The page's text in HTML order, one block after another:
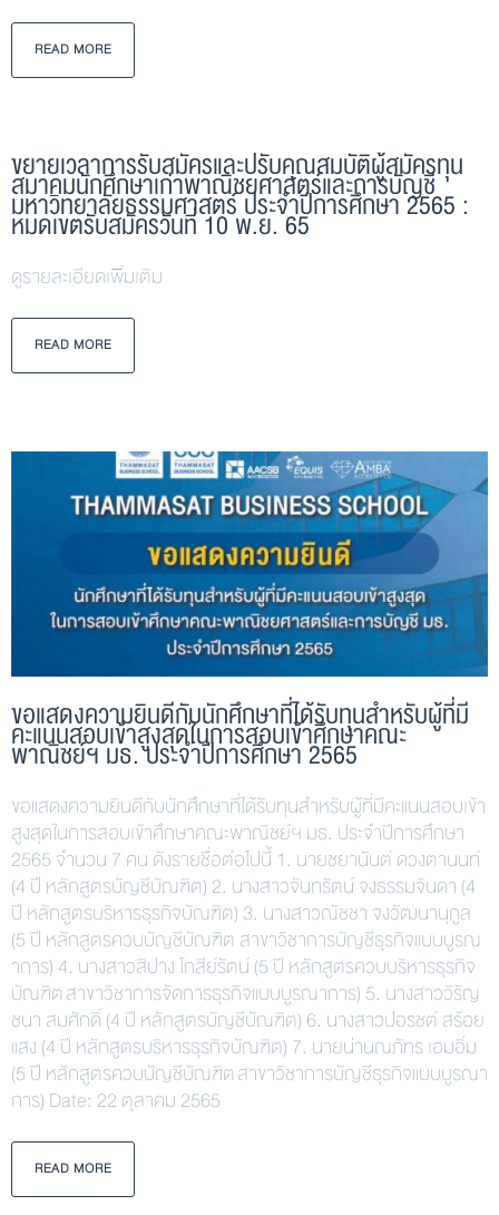
READ MORE
ขยายเวลาการรับสมัครและปรับคุณสมบัติผู้สมัครทุน
สมาคมนักศึกษาเก่าพาณิชยศาสตร์และการบัญชี
มหาวิทยาลัยธรรมศาสตร์ ประจำปีการศึกษา 2565 :
หมดเขตรับสมัครวันที่ 10 พ.ย. 65
ดูรายละเอียดเพิ่มเติม
READ MORE
ขอแสดงความยินดีกับนักศึกษาที่ได้รับทุนสำหรับผู้ที่มี
คะแนนสอบเข้าสูงสุดในการสอบเข้าศึกษาคณะ
พาณิชย์ฯ มธ. ประจำปีการศึกษา 2565
ขอแสดงความยินดีกับนักศึกษาที่ได้รับทุนสำหรับผู้ที่มีคะแนนสอบเข้า
สูงสุดในการสอบเข้าศึกษาคณะพาณิชย์ฯ มธ. ประจำปีการศึกษา
2565 จำนวน 7 คน ดังรายชื่อต่อไปนี้ 1. นายชยานันต์ ดวงตานนท์
(4 ปี หลักสูตรบัญชีบัณฑิต) 2. นางสาวจันทรัตน์ จงธรรมจินดา (4
ปี หลักสูตรบริหารธุรกิจบัณฑิต) 3. นางสาวณัชชา จงวัฒนานุกูล
(5 ปี หลักสูตรควบบัญชีบัณฑิต สาขาวิชาการบัญชีธุรกิจแบบบูรณ
าการ) 4. นางสาวสิปาง โกสีย์รัตน์ (5 ปี หลักสูตรควบบริหารธุรกิจ
บัณฑิต สาขาวิชาการจัดการธุรกิจแบบบูรณาการ) 5. นางสาววิรัญ
ชนา สมศักดิ์ (4 ปี หลักสูตรบัญชีบัณฑิต) 6. นางสาวปอรชต์ สร้อย
แสง (4 ปี หลักสูตรบริหารธุรกิจบัณฑิต) 7. นายน่านณภัทร เอมอิ่ม
(5 ปี หลักสูตรควบบัญชีบัณฑิต สาขาวิชาการบัญชีธุรกิจแบบบูรณา
การ) Date: 22 ตุลาคม 2565
READ MORE